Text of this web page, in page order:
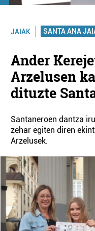
JAIAK SANTA ANA
Ander
Arzelusen
dituzte
Santaneroen dantza
zehar egiten diren
Arzelusek.